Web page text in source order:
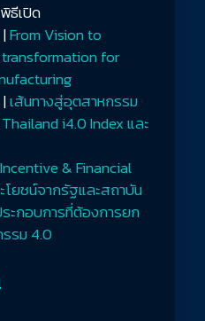
ธีเปิด
|From Vision to
for
|เส้นทางสู่อุตสาหกรรม
i4.0 Index และ
Incentive & Financial
โยชน์จากรัฐและสถาบัน
ะกอบการที่ต้องการยก
รม 4.0